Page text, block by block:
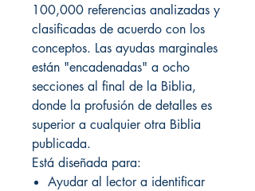
100,000 referencias analizadas y
clasificadas de acuerdo con los
conceptos. Las ayudas marginales
están "encadenadas" a ocho
secciones al final de la Biblia,
donde la profusión de detalles es
superior a cualquier otra Biblia
publicada.
Está diseñada para:
Ayudar al lector a identificar